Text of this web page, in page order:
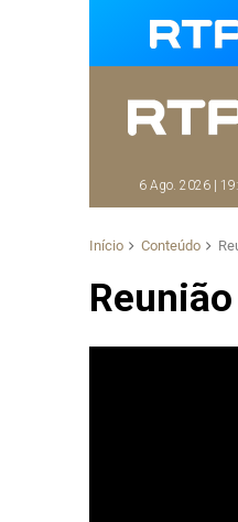
6 Ago. 2026 |
Início Conteúdo